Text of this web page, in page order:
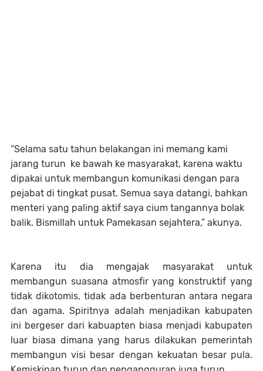
“Selama satu tahun belakangan ini memang kami
jarang turun ke bawah ke masyarakat, karena waktu
dipakai untuk membangun komunikasi dengan para
pejabat di tingkat pusat. Semua saya datangi, bahkan
menteri yang paling aktif saya cium tangannya bolak
balik. Bismillah untuk Pamekasan sejahtera,” akunya.
Karena itu dia mengajak masyarakat untuk
membangun suasana atmosfir yang konstruktif yang
tidak dikotomis, tidak ada berbenturan antara negara
dan agama. Spiritnya adalah menjadikan kabupaten
ini bergeser dari kabuapten biasa menjadi kabupaten
luar biasa dimana yang harus dilakukan pemerintah
membangun visi besar dengan kekuatan besar pula.